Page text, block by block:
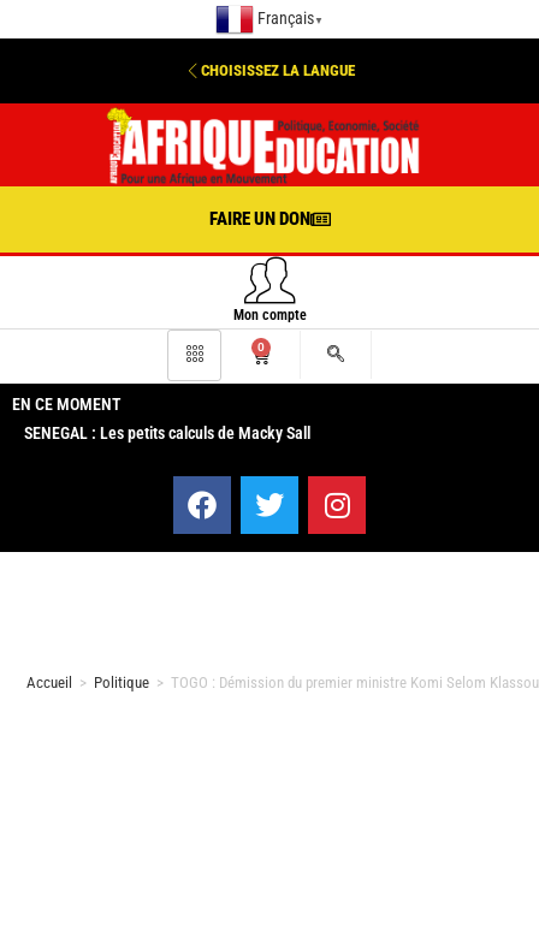
Français ▼
CHOISISSEZ LA LANGUE
FAIRE UN DON
Mon compte
0
EN CE MOMENT
SENEGAL : Les petits calculs de Macky Sall
Accueil > Politique > TOGO : Démission du premier ministre Komi Selom